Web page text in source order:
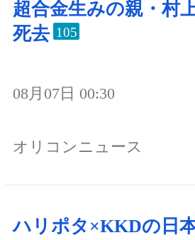
超合金生みの親・村
死去 105
08月07日 00:30
オリコンニュース
ハリポタ×KKDの日